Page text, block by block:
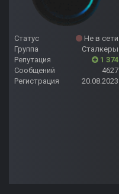
Статус
Не в сети
Группа
Сталкеры
Репутация
1 374
Сообщений
4627
Регистрация
20.08.2023